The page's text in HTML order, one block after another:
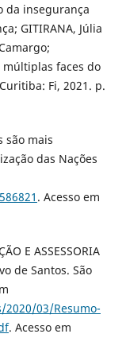
da insegurança
GITIRANA, Júlia
múltiplas faces do
Fi, 2021. p.
são mais
das Nações
. Acesso em
E ASSESSORIA
de Santos. São
03/Resumo-
. Acesso em